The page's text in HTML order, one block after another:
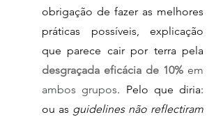
obrigação de fazer as melhores
práticas possíveis, explicação
desgraçada eficácia de 10% em
ambos grupos. Pelo que diria:
ou as guidelines não reflectiram